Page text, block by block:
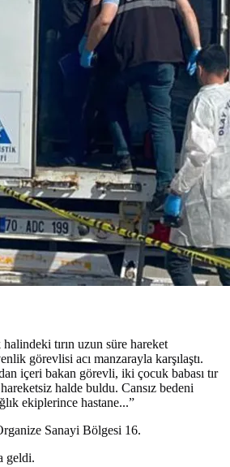
tırın uzun süre hareket
görevlisi acı manzarayla karşılaştı.
içeri bakan görevli, iki çocuk babası tır
halde buldu. Cansız bedeni
ekiplerince hastane...”
Sanayi Bölgesi 16.
geldi.